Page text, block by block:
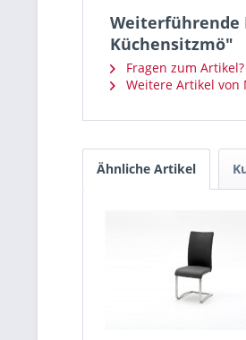
Weiterführende
Küchensitzmö"
Fragen zum Artikel?
Weitere Artikel von
Ähnliche Artikel